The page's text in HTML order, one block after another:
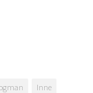
Inne